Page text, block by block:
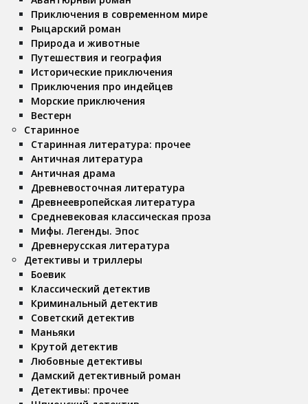
Приключения в современном мире
Рыцарский роман
Природа и животные
Путешествия и география
Исторические приключения
Приключения про индейцев
Морские приключения
Вестерн
Старинное
Старинная литература: прочее
Античная литература
Античная драма
Древневосточная литература
Древнеевропейская литература
Средневековая классическая проза
Мифы. Легенды. Эпос
Древнерусская литература
Детективы и триллеры
Боевик
Классический детектив
Криминальный детектив
Советский детектив
Маньяки
Крутой детектив
Любовные детективы
Дамский детективный роман
Детективы: прочее